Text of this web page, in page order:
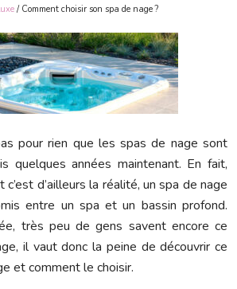
/ Comment choisir son spa de nage ?
pour rien que les spas de nage sont
quelques années maintenant. En fait,
d’ailleurs la réalité, un spa de nage
entre un spa et un bassin profond.
très peu de gens savent encore ce
il vaut donc la peine de découvrir ce
et comment le choisir.